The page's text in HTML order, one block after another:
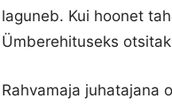
laguneb. Kui hoonet
Ümberehituseks
Rahvamaja juhatajana